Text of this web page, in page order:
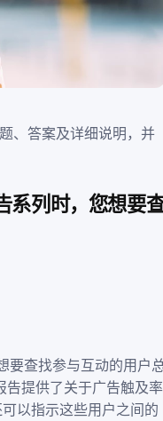
、答案及详细说明，并
列时，您想要
查找参与互动的用户
提供了关于广告触及率
以指示这些用户之间的